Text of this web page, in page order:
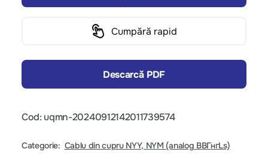
Cumpără rapid
Descarcă PDF
Cod: uqmn-20240912142011739574
Categorie: Cablu din cupru NYY, NYM (analog ВВГнгLs)